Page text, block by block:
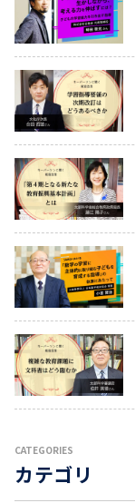
CATEGORIES
カテゴリ